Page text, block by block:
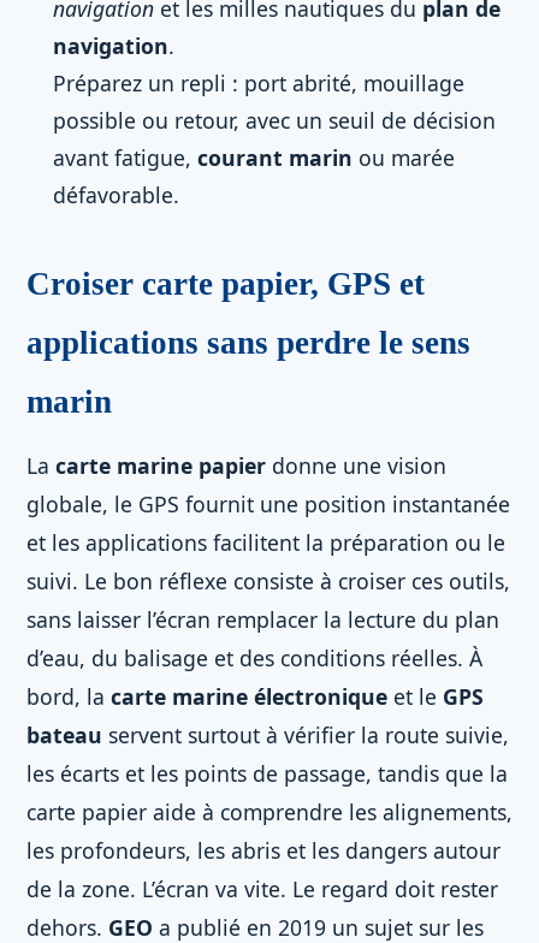
navigation et les milles nautiques du plan de
navigation.
Préparez un repli : port abrité, mouillage
possible ou retour, avec un seuil de décision
avant fatigue, courant marin ou marée
défavorable.
Croiser carte papier, GPS et
applications sans perdre le sens
marin
La carte marine papier donne une vision
globale, le GPS fournit une position instantanée
et les applications facilitent la préparation ou le
suivi. Le bon réflexe consiste à croiser ces outils,
sans laisser l’écran remplacer la lecture du plan
d’eau, du balisage et des conditions réelles. À
bord, la carte marine électronique et le GPS
bateau servent surtout à vérifier la route suivie,
les écarts et les points de passage, tandis que la
carte papier aide à comprendre les alignements,
les profondeurs, les abris et les dangers autour
de la zone. L’écran va vite. Le regard doit rester
dehors. GEO a publié en 2019 un sujet sur les